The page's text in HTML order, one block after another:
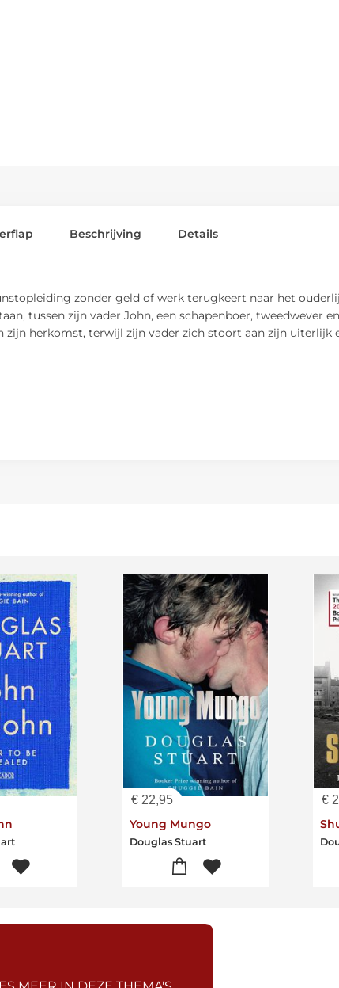
zonder geld of werk terugkeert naar het
tussen zijn vader John, een schapenboer, tweedwever
zijn herkomst, terwijl zijn vader zich stoort aan zijn uiterlijk
Beschrijving Details
€22,95
Young Mungo
Douglas Stuart
€